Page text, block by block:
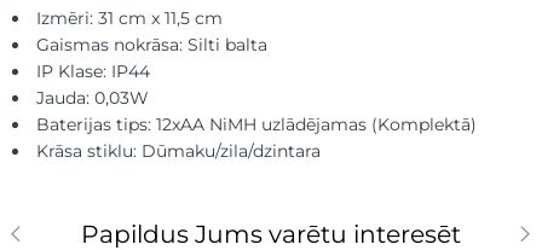
Izmēri: 31 cm x 11,5 cm
Gaismas nokrāsa: Silti balta
IP Klase: IP44
Jauda: 0,03W
Baterijas tips: 12xAA NiMH uzlādējamas (Komplektā)
Krāsa stiklu: Dūmaku/zila/dzintara
Papildus Jums varētu interesēt